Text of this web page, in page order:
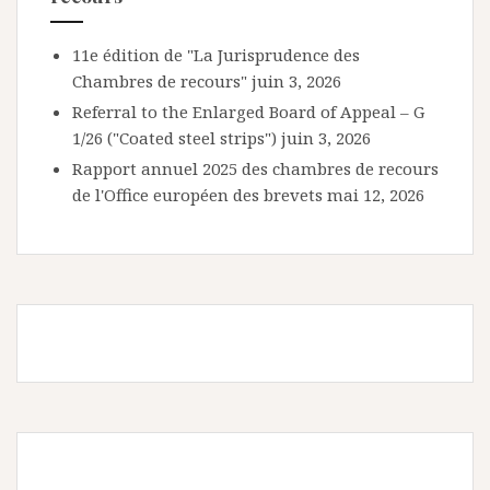
11e édition de "La Jurisprudence des
Chambres de recours" juin 3, 2026
Referral to the Enlarged Board of Appeal – G
1/26 ("Coated steel strips") juin 3, 2026
Rapport annuel 2025 des chambres de recours
de l'Office européen des brevets mai 12, 2026